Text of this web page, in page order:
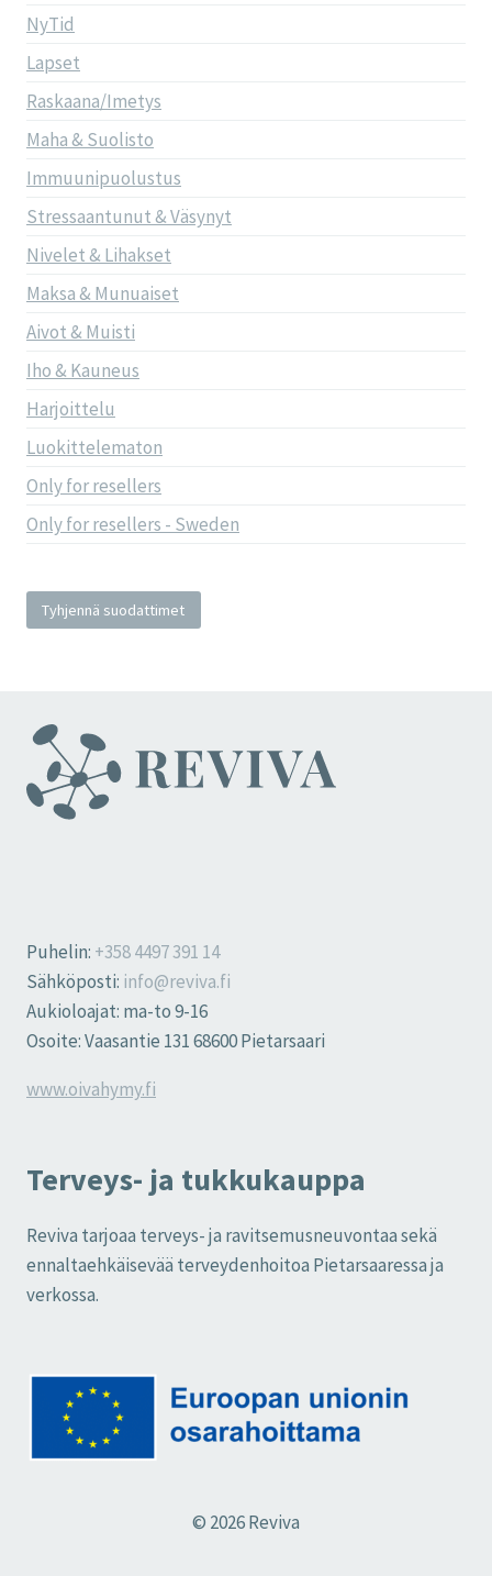
NyTid
Lapset
Raskaana/Imetys
Maha & Suolisto
Immuunipuolustus
Stressaantunut & Väsynyt
Nivelet & Lihakset
Maksa & Munuaiset
Aivot & Muisti
Iho & Kauneus
Harjoittelu
Luokittelematon
Only for resellers
Only for resellers - Sweden
Tyhjennä suodattimet
Puhelin: +358 4497 391 14
Sähköposti: info@reviva.fi
Aukioloajat: ma-to 9-16
Osoite: Vaasantie 131 68600 Pietarsaari
www.oivahymy.fi
Terveys- ja tukkukauppa
Reviva tarjoaa terveys- ja ravitsemusneuvontaa sekä
ennaltaehkäisevää terveydenhoitoa Pietarsaaressa ja
verkossa.
© 2026 Reviva